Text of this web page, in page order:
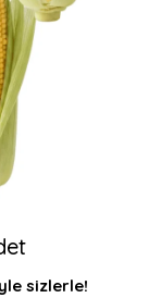
sizlerle!